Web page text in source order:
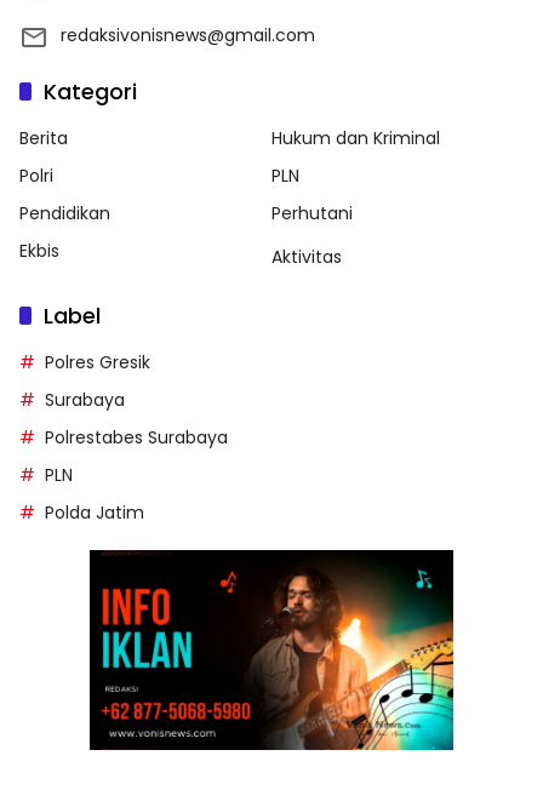
redaksivonisnews@gmail.com
Kategori
Berita
Hukum dan Kriminal
Polri
PLN
Pendidikan
Perhutani
Ekbis
Aktivitas
Label
Polres Gresik
Surabaya
Polrestabes Surabaya
PLN
Polda Jatim